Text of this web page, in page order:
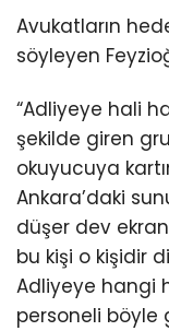
Avukatların
söyleyen
“Adliyeye hali
şekilde giren
okuyucuya
Ankara’daki
düşer dev
bu kişi o kişidir
Adliyeye hangi
personeli böyle